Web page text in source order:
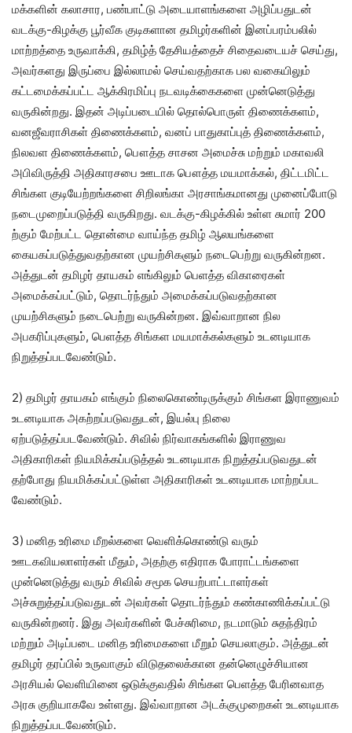
மக்களின் கலாசார, பண்பாட்டு அடையாளங்களை அழிப்பதுடன்
வடக்கு-கிழக்கு பூர்வீக குடிகளான தமிழர்களின் இனப்பரம்பலில்
மாற்றத்தை உருவாக்கி, தமிழ்த் தேசியத்தைச் சிதைவடையச் செய்து,
அவர்களது இருப்பை இல்லாமல் செய்வதற்காக பல வகையிலும்
கட்டமைக்கப்பட்ட ஆக்கிரமிப்பு நடவடிக்கைகளை முன்னெடுத்து
வருகின்றது. இதன் அடிப்படையில் தொல்பொருள் திணைக்களம்,
வனஜீவராசிகள் திணைக்களம், வனப் பாதுகாப்புத் திணைக்களம்,
நிலவள திணைக்களம், பௌத்த சாசன அமைச்சு மற்றும் மகாவலி
அபிவிருத்தி அதிகாரசபை ஊடாக பௌத்த மயமாக்கல், திட்டமிட்ட
சிங்கள குடியேற்றங்களை சிறிலங்கா அரசாங்கமானது முனைப்போடு
நடைமுறைப்படுத்தி வருகிறது. வடக்கு-கிழக்கில் உள்ள சுமார் 200
ற்கும் மேற்பட்ட தொன்மை வாய்ந்த தமிழ் ஆலயங்களை
கையகப்படுத்துவதற்கான முயற்சிகளும் நடைபெற்று வருகின்றன.
அத்துடன் தமிழர் தாயகம் எங்கிலும் பெளத்த விகாரைகள்
அமைக்கப்பட்டும், தொடர்ந்தும் அமைக்கப்படுவதற்கான
முயற்சிகளும் நடைபெற்று வருகின்றன. இவ்வாறான நில
அபகரிப்புகளும், பெளத்த சிங்கள மயமாக்கல்களும் உடனடியாக
நிறுத்தப்படவேண்டும்.
2) தமிழர் தாயகம் எங்கும் நிலைகொண்டிருக்கும் சிங்கள இராணுவம்
உடனடியாக அகற்றப்படுவதுடன், இயல்பு நிலை
ஏற்படுத்தப்படவேண்டும். சிவில் நிர்வாகங்களில் இராணுவ
அதிகாரிகள் நியமிக்கப்படுத்தல் உடனடியாக நிறுத்தப்படுவதுடன்
தற்போது நியமிக்கப்பட்டுள்ள அதிகாரிகள் உடனடியாக மாற்றப்பட
வேண்டும்.
3) மனித உரிமை மீறல்களை வெளிக்கொண்டு வரும்
ஊடகவியலாளர்கள் மீதும், அதற்கு எதிராக போராட்டங்களை
முன்னெடுத்து வரும் சிவில் சமூக செயற்பாட்டாளர்கள்
அச்சுறுத்தப்படுவதுடன் அவர்கள் தொடர்ந்தும் கண்காணிக்கப்பட்டு
வருகின்றனர். இது அவர்களின் பேச்சுரிமை, நடமாடும் சுதந்திரம்
மற்றும் அடிப்படை மனித உரிமைகளை மீறும் செயலாகும். அத்துடன்
தமிழர் தரப்பில் உருவாகும் விடுதலைக்கான தன்னெழுச்சியான
அரசியல் வெளியினை ஒடுக்குவதில் சிங்கள பெளத்த பேரினவாத
அரசு குறியாகவே உள்ளது. இவ்வாறான அடக்குமுறைகள் உடனடியாக
நிறுத்தப்படவேண்டும்.